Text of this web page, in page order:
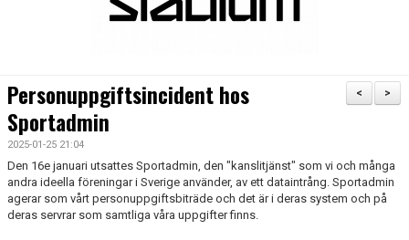
HISINGSCUPEN
KLUBBSHOP
FÖRENINGSAKTIVITETER
>
<
Personuppgiftsincident hos
Sportadmin
2025-01-25 21:04
Den 16e januari utsattes Sportadmin, den "kanslitjänst" som vi och många
andra ideella föreningar i Sverige använder, av ett dataintrång. Sportadmin
agerar som vårt personuppgiftsbiträde och det är i deras system och på
deras servrar som samtliga våra uppgifter finns.